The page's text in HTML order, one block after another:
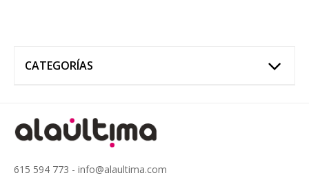
CATEGORÍAS
615 594 773 - info@alaultima.com